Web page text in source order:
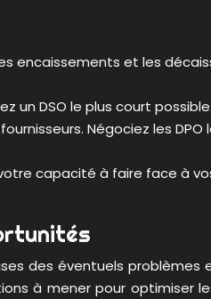
et les
un DSO le plus court possible.
Négociez les DPO
capacité à faire face à
des éventuels
à mener pour optimiser